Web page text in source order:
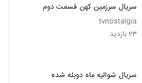
سریال سرزمین کهن قسمت دوم
tvnostalgia
۲۳ بازدید
سریال شوالیه ماه دوبله شده